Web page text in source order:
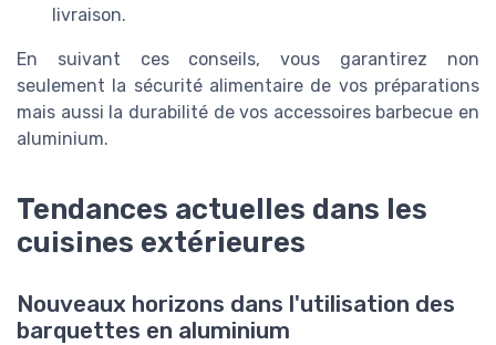
livraison.
En suivant ces conseils, vous garantirez non
seulement la sécurité alimentaire de vos préparations
mais aussi la durabilité de vos accessoires barbecue en
aluminium.
Tendances actuelles dans les
cuisines extérieures
Nouveaux horizons dans l'utilisation des
barquettes en aluminium